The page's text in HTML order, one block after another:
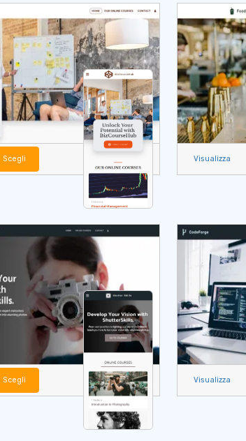
Scegli Visualizza
Scegli Visualizza